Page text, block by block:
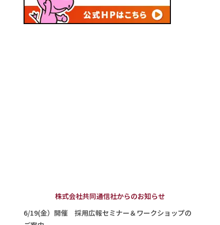
株式会社共同通信社からのお知らせ
6/19(金）開催 採用広報セミナー＆ワークショップの